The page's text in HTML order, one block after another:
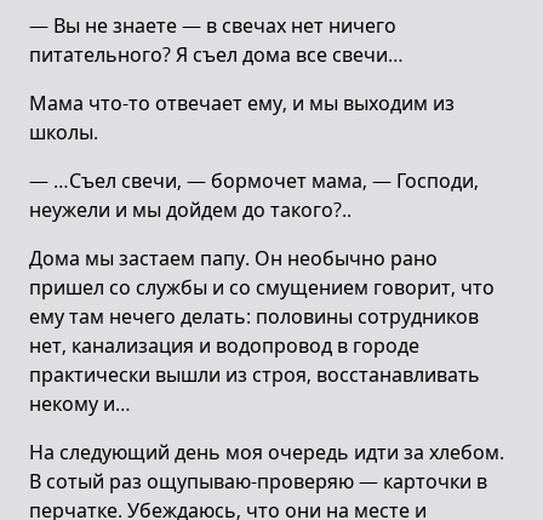
— Вы не знаете — в свечах нет ничего
питательного? Я съел дома все свечи…
Мама что-то отвечает ему, и мы выходим из
школы.
— …Съел свечи, — бормочет мама, — Господи,
неужели и мы дойдем до такого?..
Дома мы застаем папу. Он необычно рано
пришел со службы и со смущением говорит, что
ему там нечего делать: половины сотрудников
нет, канализация и водопровод в городе
практически вышли из строя, восстанавливать
некому и…
На следующий день моя очередь идти за хлебом.
В сотый раз ощупываю-проверяю — карточки в
перчатке. Убеждаюсь, что они на месте и